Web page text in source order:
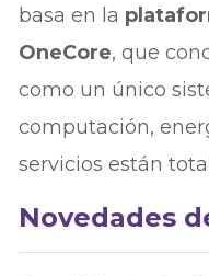
basa en la
OneCore, que
como un único
computación,
servicios están
Novedades